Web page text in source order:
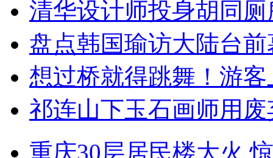
清华设计师投身胡同
盘点韩国瑜访大陆台
想过桥就得跳舞！游客
祁连山下玉石画师用
重庆30层居民楼大火